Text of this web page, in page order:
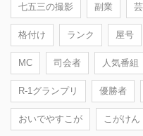
七五三の撮影 副業
格付け ランク 屋号
MC 司会者 人気番組
R-1グランプリ 優勝者
おいでやすこが こがけん